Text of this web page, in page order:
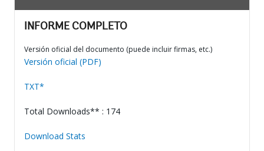
INFORME COMPLETO
Versión oficial del documento (puede incluir firmas, etc.)
Versión oficial (PDF)
TXT*
Total Downloads** : 174
Download Stats